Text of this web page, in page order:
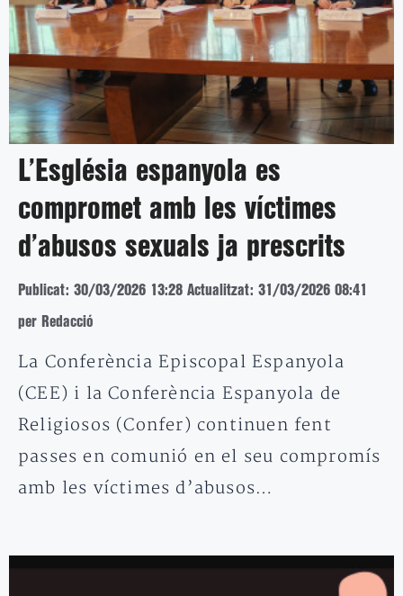
L’Església espanyola es
compromet amb les víctimes
d’abusos sexuals ja prescrits
Publicat: 30/03/2026 13:28 Actualitzat: 31/03/2026 08:41
per Redacció
La Conferència Episcopal Espanyola
(CEE) i la Conferència Espanyola de
Religiosos (Confer) continuen fent
passes en comunió en el seu compromís
amb les víctimes d’abusos…